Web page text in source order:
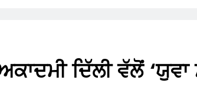
ਦਿੱਲੀ ਵੱਲੋਂ ‘ਯੁਵਾ